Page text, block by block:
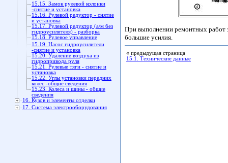
15.15. Замок рулевой колонки
-снятие и установка
15.16. Рулевой редуктор - снятие
и установка
15.17. Рулевой редуктор (а/м без
гидроусилителя) - разборка
15.18. Рулевое управление
15.19. Насос гидроусилители
-снятие и установка
15.20. Удаление воздуха из
гидропривода руля
15.21. Рулевые тяги - снятие и
установка
15.22. Углы установки передних
колес -общие сведения
15.23. Колеса и шины - общие
сведения
16. Кузов и элементы отделки
17. Система электрооборудования
При выполнении ремонтных работ
большие усилия.
« предыдущая страница
15.1. Технические данные